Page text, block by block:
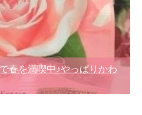
春を満喫中♪やっぱりかわ